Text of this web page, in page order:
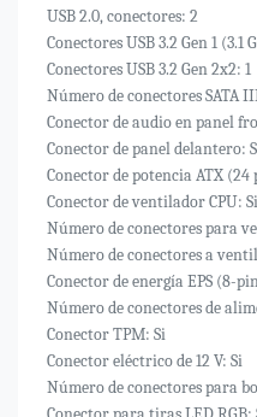
USB 2.0, conectores: 2
Conectores USB 3.2 Gen 1 (3.1
Conectores USB 3.2 Gen 2x2: 1
Número de conectores SATA
Conector de audio en panel
Conector de panel delantero:
Conector de potencia ATX (24
Conector de ventilador CPU: Si
Número de conectores para
Número de conectores a
Conector de energía EPS (8-
Número de conectores de
Conector TPM: Si
Conector eléctrico de 12 V: Si
Número de conectores para